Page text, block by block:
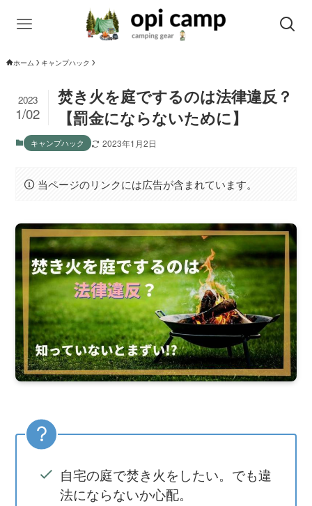
ホーム キャンプハック
焚き火を庭でするのは法律違反？
【罰金にならないために】
2023
1/02
キャンプハック 2023年1月2日
当ページのリンクには広告が含まれています。
自宅の庭で焚き火をしたい。でも違
法にならないか心配。